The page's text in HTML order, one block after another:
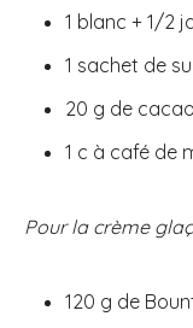
1 blanc + 1/2
1 sachet de
20 g de
1 c à café de
Pour la crème
120 g de